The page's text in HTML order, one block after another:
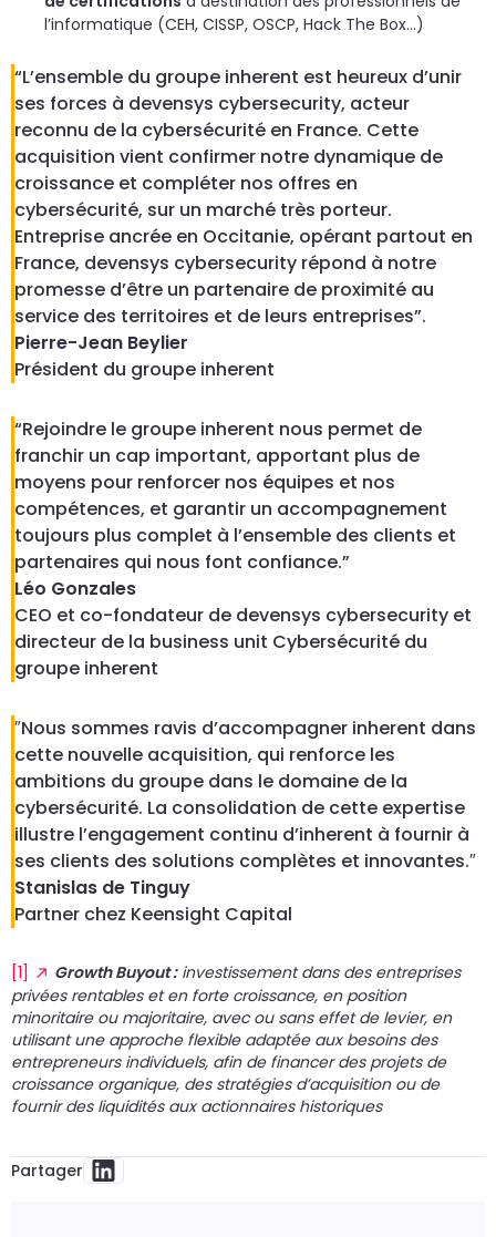
l’informatique (CEH, CISSP, OSCP, Hack The Box…)
“L’ensemble du groupe inherent est heureux d’unir
ses forces à devensys cybersecurity, acteur
reconnu de la cybersécurité en France. Cette
acquisition vient confirmer notre dynamique de
croissance et compléter nos offres en
cybersécurité, sur un marché très porteur.
Entreprise ancrée en Occitanie, opérant partout en
France, devensys cybersecurity répond à notre
promesse d’être un partenaire de proximité au
service des territoires et de leurs entreprises”.
Pierre-Jean Beylier
Président du groupe inherent
“Rejoindre le groupe inherent nous permet de
franchir un cap important, apportant plus de
moyens pour renforcer nos équipes et nos
compétences, et garantir un accompagnement
toujours plus complet à l’ensemble des clients et
partenaires qui nous font confiance.”
Léo Gonzales
CEO et co-fondateur de devensys cybersecurity et
directeur de la business unit Cybersécurité du
groupe inherent
″Nous sommes ravis d’accompagner inherent dans
cette nouvelle acquisition, qui renforce les
ambitions du groupe dans le domaine de la
cybersécurité. La consolidation de cette expertise
illustre l’engagement continu d’inherent à fournir à
ses clients des solutions complètes et innovantes.″
Stanislas de Tinguy
Partner chez Keensight Capital
[1] Growth Buyout :investissement dans des entreprises
privées rentables et en forte croissance, en position
minoritaire ou majoritaire, avec ou sans effet de levier, en
utilisant une approche flexible adaptée aux besoins des
entrepreneurs individuels, afin de financer des projets de
croissance organique, des stratégies d’acquisition ou de
fournir des liquidités aux actionnaires historiques
Partager